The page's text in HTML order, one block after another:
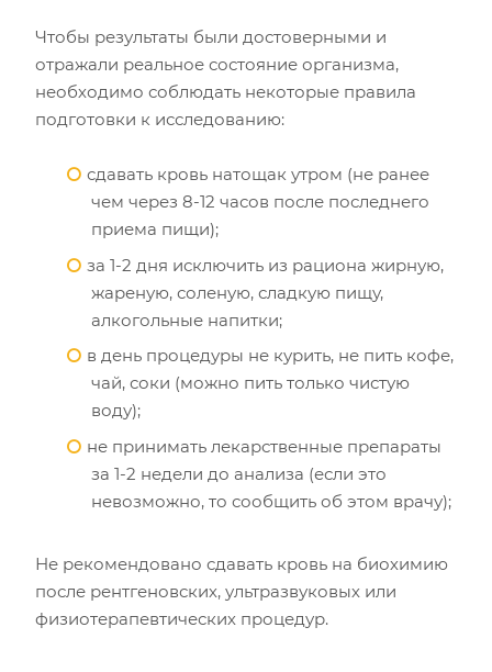
Чтобы результаты были достоверными и
отражали реальное состояние организма,
необходимо соблюдать некоторые правила
подготовки к исследованию:
сдавать кровь натощак утром (не ранее
чем через 8-12 часов после последнего
приема пищи);
за 1-2 дня исключить из рациона жирную,
жареную, соленую, сладкую пищу,
алкогольные напитки;
в день процедуры не курить, не пить кофе,
чай, соки (можно пить только чистую
воду);
не принимать лекарственные препараты
за 1-2 недели до анализа (если это
невозможно, то сообщить об этом врачу);
Не рекомендовано сдавать кровь на биохимию
после рентгеновских, ультразвуковых или
физиотерапевтических процедур.